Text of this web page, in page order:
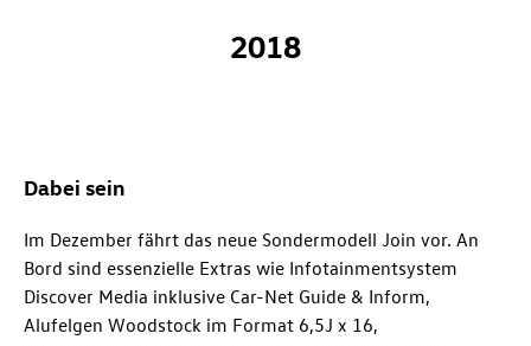
2018
Dabei sein
Im Dezember fährt das neue Sondermodell Join vor. An
Bord sind essenzielle Extras wie Infotainmentsystem
Discover Media inklusive Car-Net Guide & Inform,
Alufelgen Woodstock im Format 6,5J x 16,